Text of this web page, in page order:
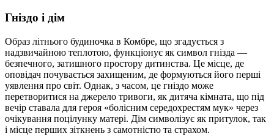
Гніздо і дім
Образ літнього будиночка в Комбре, що згадується з
надзвичайною теплотою, функціонує як символ гнізда —
безпечного, затишного простору дитинства. Це місце, де
оповідач почувається захищеним, де формуються його перші
уявлення про світ. Однак, з часом, це гніздо може
перетворитися на джерело тривоги, як дитяча кімната, що під
вечір ставала для героя «болісним середохрестям мук» через
очікування поцілунку матері. Дім символізує як притулок, так
і місце перших зіткнень з самотністю та страхом.